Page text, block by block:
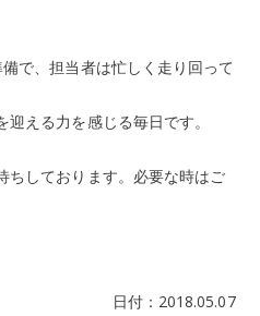
で、担当者は忙しく走り回って
える力を感じる毎日です。
ちしております。必要な時はご
日付： 2018.05.07